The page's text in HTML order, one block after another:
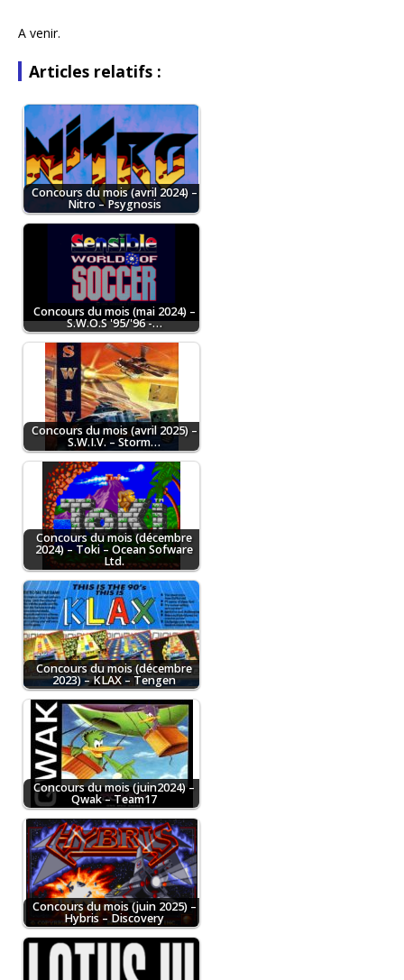
A venir.
Articles relatifs :
Concours du mois (avril 2024) –
Nitro – Psygnosis
Concours du mois (mai 2024) –
S.W.O.S '95/'96 -…
Concours du mois (avril 2025) –
S.W.I.V. – Storm…
Concours du mois (décembre
2024) – Toki – Ocean Sofware
Ltd.
Concours du mois (décembre
2023) – KLAX – Tengen
Concours du mois (juin2024) –
Qwak – Team17
Concours du mois (juin 2025) –
Hybris – Discovery